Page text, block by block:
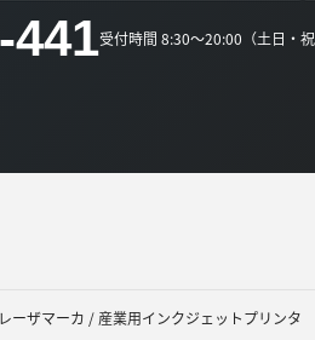
441受付時間 8:30～20:00（土日・祝
レーザマーカ / 産業用インクジェットプリンタ